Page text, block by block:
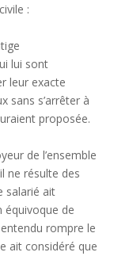
:
lui sont
leur exacte
sans s’arrêter à
proposée.
de l’ensemble
ne résulte des
salarié ait
de
rompre le
ait considéré que